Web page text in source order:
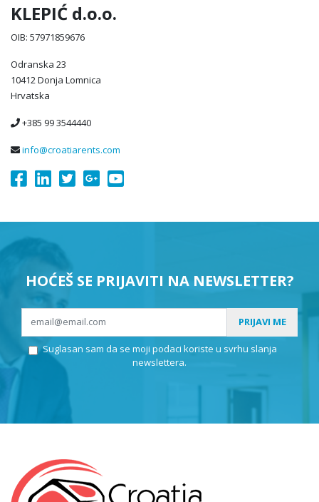
KLEPIĆ d.o.o.
OIB: 57971859676
Odranska 23
10412 Donja Lomnica
Hrvatska
+385 99 3544440
info@croatiarents.com
HOĆEŠ SE PRIJAVITI NA NEWSLETTER?
PRIJAVI ME
Suglasan sam da se moji podaci koriste u svrhu slanja
newslettera.